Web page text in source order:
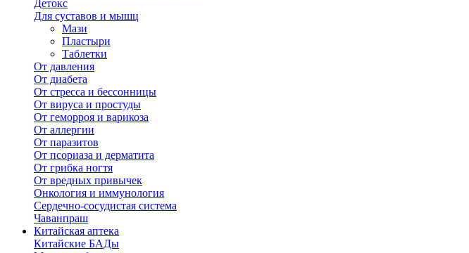
Детокс
Для суставов и мышц
Мази
Пластыри
Таблетки
От давления
От диабета
От стресса и бессонницы
От вируса и простуды
От геморроя и варикоза
От аллергии
От паразитов
От псориаза и дерматита
От грибка ногтя
От вредных привычек
Онкология и иммунология
Сердечно-сосудистая система
Чаванпраш
Китайская аптека
Китайские БАДы